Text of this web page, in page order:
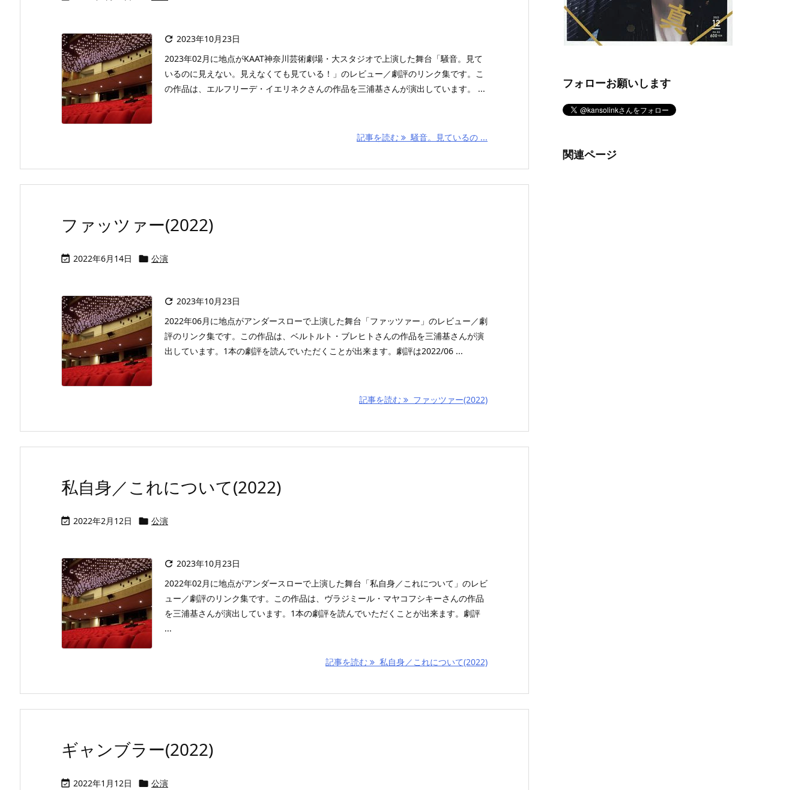
 2023年10月23日
2023年02月に地点がKAAT神奈川芸術劇場・大スタジオで上演した舞台「騒音。見て
いるのに見えない。見えなくても見ている！」のレビュー／劇評のリンク集です。こ
の作品は、エルフリーデ・イエリネクさんの作品を三浦基さんが演出しています。 ...
記事を読む 騒音。見ているの ...
ファッツァー(2022)
 2022年6月14日  公演
 2023年10月23日
2022年06月に地点がアンダースローで上演した舞台「ファッツァー」のレビュー／劇
評のリンク集です。この作品は、ベルトルト・ブレヒトさんの作品を三浦基さんが演
出しています。1本の劇評を読んでいただくことが出来ます。劇評は2022/06 ...
記事を読む ファッツァー(2022)
私自身／これについて(2022)
 2022年2月12日  公演
 2023年10月23日
2022年02月に地点がアンダースローで上演した舞台「私自身／これについて」のレビ
ュー／劇評のリンク集です。この作品は、ヴラジミール・マヤコフシキーさんの作品
を三浦基さんが演出しています。1本の劇評を読んでいただくことが出来ます。劇評
...
記事を読む 私自身／これについて(2022)
ギャンブラー(2022)
 2022年1月12日  公演
フォローお願いします
関連ページ